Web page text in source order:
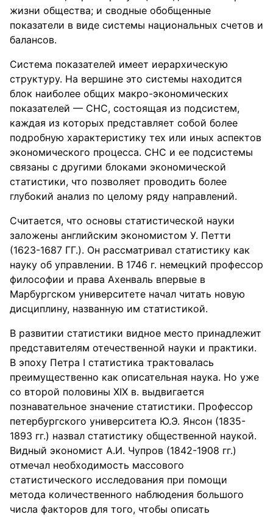
жизни общества; и сводные обобщенные
показатели в виде системы национальных счетов и
балансов.
Система показателей имеет иерархическую
структуру. На вершине это системы находится
блок наиболее общих макро-экономических
показателей — СНС, состоящая из подсистем,
каждая из которых представляет собой более
подробную характеристику тех или иных аспектов
экономического процесса. СНС и ее подсистемы
связаны с другими блоками экономической
статистики, что позволяет проводить более
глубокий анализ по целому ряду направлений.
Считается, что основы статистической науки
заложены английским экономистом У. Петти
(1623-1687 ГГ.). Он рассматривал статистику как
науку об управлении. В 1746 г. немецкий профессор
философии и права Ахенваль впервые в
Марбургском университете начал читать новую
дисциплину, названную им статистикой.
В развитии статистики видное место принадлежит
представителям отечественной науки и практики.
В эпоху Петра I статистика трактовалась
преимущественно как описательная наука. Но уже
со второй половины XIX в. выдвигается
познавательное значение статистики. Профессор
петербургского университета Ю.Э. Янсон (1835-
1893 гг.) назвал статистику общественной наукой.
Видный экономист А.И. Чупров (1842-1908 гг.)
отмечал необходимость массового
статистического исследования при помощи
метода количественного наблюдения большого
числа факторов для того, чтобы описать